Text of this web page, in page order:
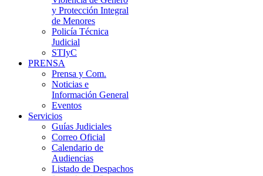
y Protección Integral
de Menores
Policía Técnica
Judicial
STIyC
PRENSA
Prensa y Com.
Noticias e
Información General
Eventos
Servicios
Guías Judiciales
Correo Oficial
Calendario de
Audiencias
Listado de Despachos